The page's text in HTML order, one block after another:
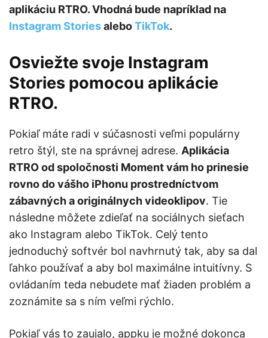
aplikáciu RTRO. Vhodná bude napríklad na
Instagram StoriesaleboTikTok.
Osviežte svoje Instagram
Stories pomocou aplikácie
RTRO.
Pokiaľ máte radi v súčasnosti veľmi populárny
retro štýl, ste na správnej adrese. Aplikácia
RTRO od spoločnosti Moment vám ho prinesie
rovno do vášho iPhonu prostredníctvom
zábavných a originálnych videoklipov. Tie
následne môžete zdieľať na sociálnych sieťach
ako Instagram alebo TikTok. Celý tento
jednoduchý softvér bol navhrnutý tak, aby sa dal
ľahko používať a aby bol maximálne intuitívny. S
ovládaním teda nebudete mať žiaden problém a
zoznámite sa s ním veľmi rýchlo.
Pokiaľ vás to zaujalo, appku je možné dokonca